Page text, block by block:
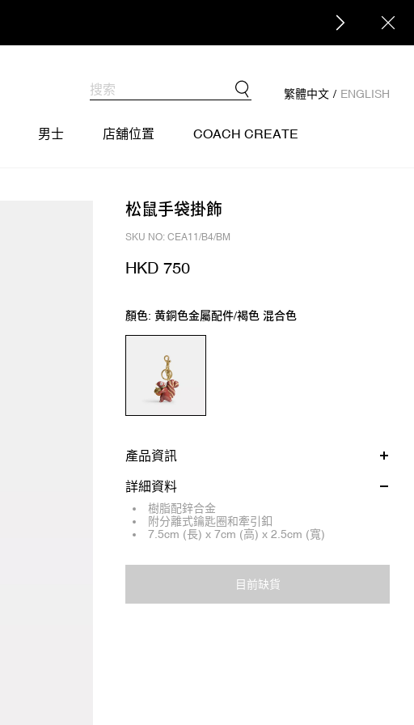
繁體中文 / ENGLISH
男士 店舖位置 COACH CREATE
松鼠手袋掛飾
SKU NO: CEA11/B4/BM
HKD 750
顏色: 黄銅色金屬配件/褐色 混合色
產品資訊
詳細資料
樹脂配鋅合金
附分離式鑰匙圈和牽引釦
7.5cm (長) x 7cm (高) x 2.5cm (寬)
目前缺貨